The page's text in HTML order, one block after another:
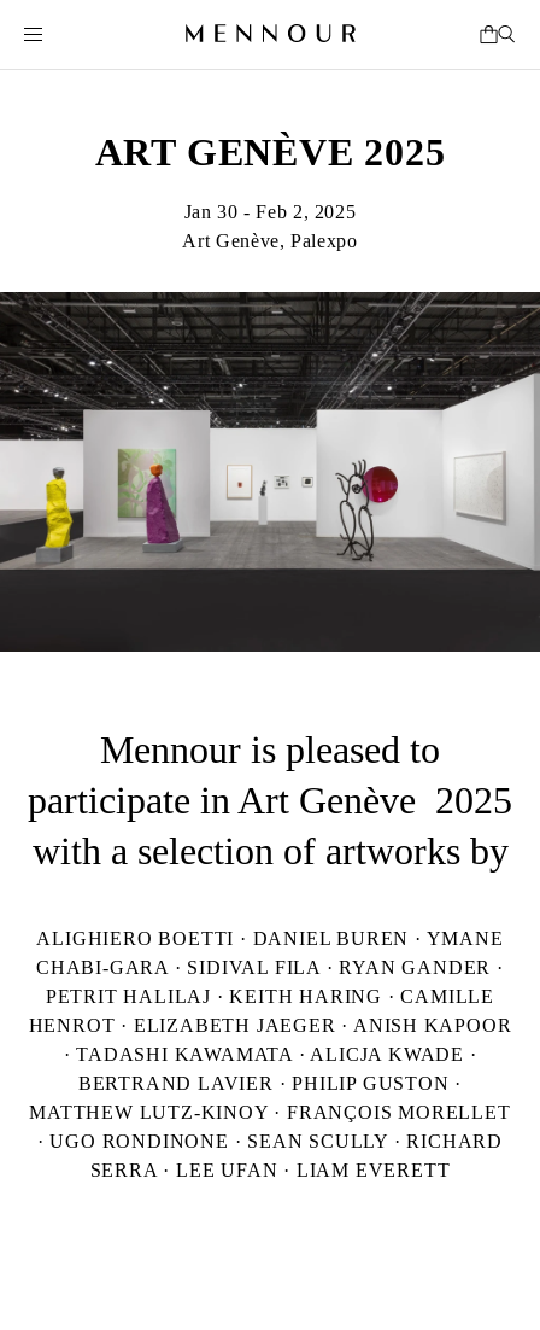
ART GENÈVE 2025
Jan 30 - Feb 2, 2025
Art Genève, Palexpo
Mennour is pleased to
participate in Art Genève 2025
with a selection of artworks by
ALIGHIERO BOETTI · DANIEL BUREN · YMANE
CHABI-GARA · SIDIVAL FILA · RYAN GANDER ·
PETRIT HALILAJ · KEITH HARING · CAMILLE
HENROT · ELIZABETH JAEGER · ANISH KAPOOR
· TADASHI KAWAMATA · ALICJA KWADE ·
BERTRAND LAVIER · PHILIP GUSTON ·
MATTHEW LUTZ-KINOY · FRANÇOIS MORELLET
· UGO RONDINONE · SEAN SCULLY · RICHARD
SERRA · LEE UFAN · LIAM EVERETT